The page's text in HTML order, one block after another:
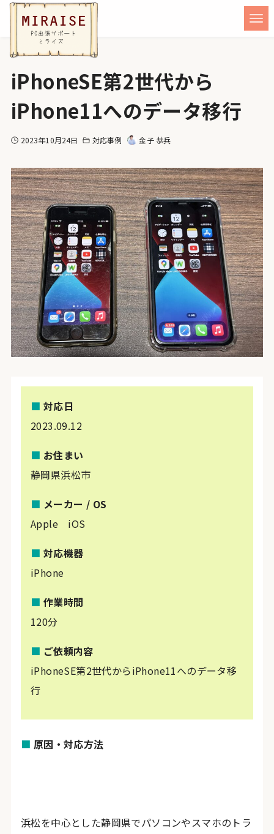
iPhoneSE第2世代から
iPhone11へのデータ移行
2023年10月24日 対応事例 金子 恭兵
■ 対応日
2023.09.12
■ お住まい
静岡県浜松市
■ メーカー / OS
Apple iOS
■ 対応機器
iPhone
■ 作業時間
120分
■ ご依頼内容
iPhoneSE第2世代からiPhone11へのデータ移
行
■ 原因・対応方法
浜松を中心とした静岡県でパソコンやスマホのトラ